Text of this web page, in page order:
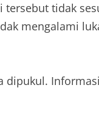
tidak
mengalami
dipukul.